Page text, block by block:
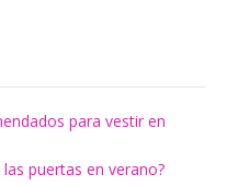
para vestir en
puertas en verano?